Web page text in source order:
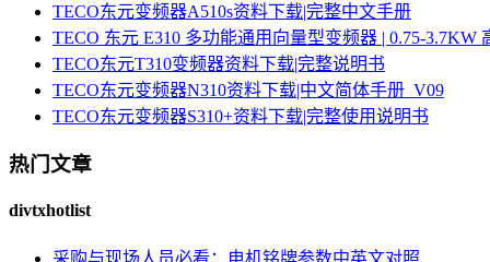
TECO东元变频器A510s资料下载|完整中文手册
TECO 东元 E310 多功能通用向量型变频器 | 0.75-3.7KW
TECO东元T310变频器资料下载|完整说明书
TECO东元变频器N310资料下载|中文简体手册_V09
TECO东元变频器S310+资料下载|完整使用说明书
热门文章
divtxhotlist
采购与现场人员必看：电机铭牌参数中英文对照